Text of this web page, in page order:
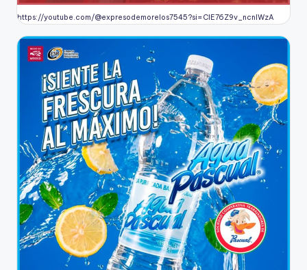
https://youtube.com/@expresodemorelos7545?si=CIE76Z9v_ncnlWzA